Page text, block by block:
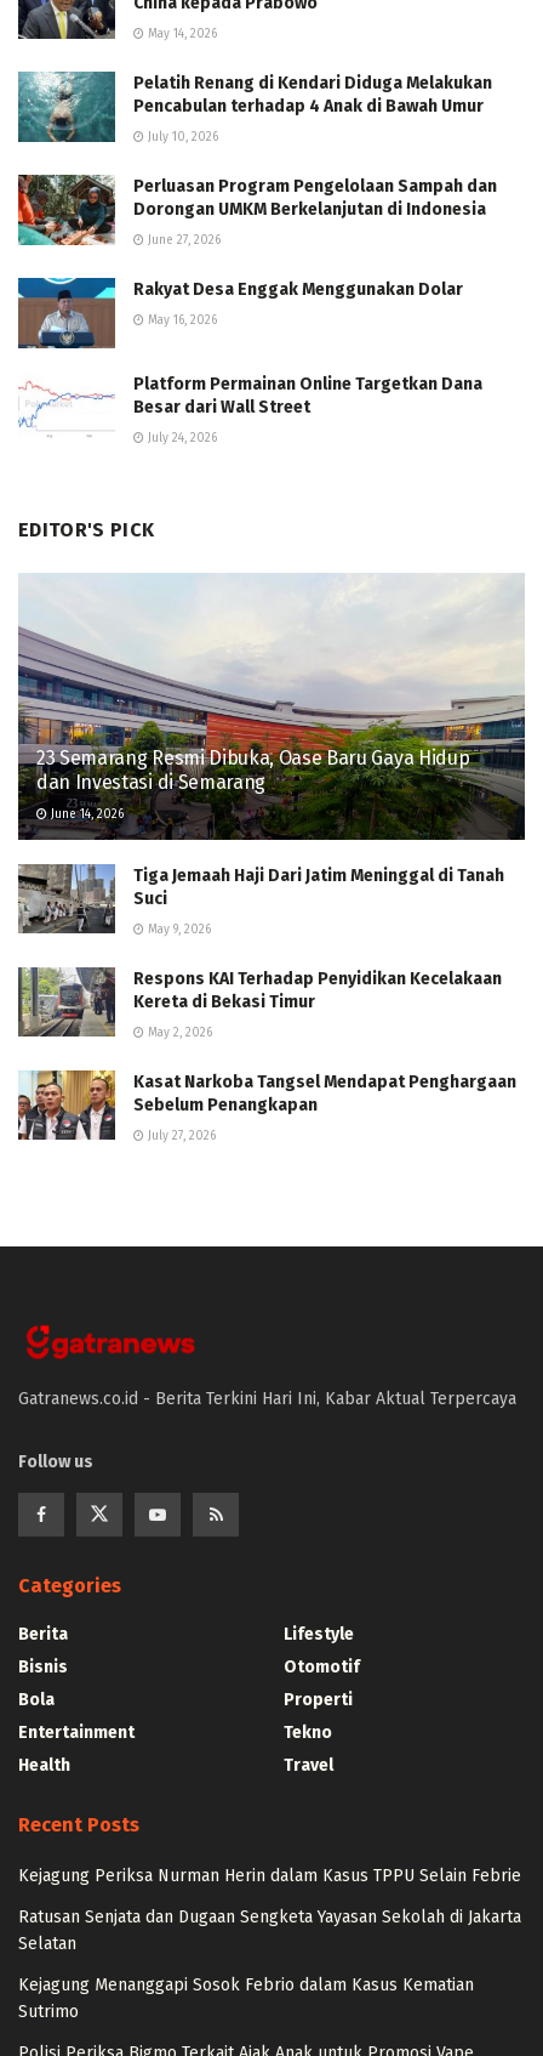
May 14, 2026
Pelatih Renang di Kendari Diduga Melakukan
Pencabulan terhadap 4 Anak di Bawah Umur
July 10, 2026
Perluasan Program Pengelolaan Sampah dan
Dorongan UMKM Berkelanjutan di Indonesia
June 27, 2026
Rakyat Desa Enggak Menggunakan Dolar
May 16, 2026
Platform Permainan Online Targetkan Dana
Besar dari Wall Street
July 24, 2026
EDITOR'S PICK
23 Semarang Resmi Dibuka, Oase Baru Gaya Hidup
dan Investasi di Semarang
June 14, 2026
Tiga Jemaah Haji Dari Jatim Meninggal di Tanah
Suci
May 9, 2026
Respons KAI Terhadap Penyidikan Kecelakaan
Kereta di Bekasi Timur
May 2, 2026
Kasat Narkoba Tangsel Mendapat Penghargaan
Sebelum Penangkapan
July 27, 2026
Gatranews.co.id - Berita Terkini Hari Ini, Kabar Aktual Terpercaya
Follow us
Categories
Berita
Bisnis
Bola
Entertainment
Health
Lifestyle
Otomotif
Properti
Tekno
Travel
Recent Posts
Kejagung Periksa Nurman Herin dalam Kasus TPPU Selain Febrie
Ratusan Senjata dan Dugaan Sengketa Yayasan Sekolah di Jakarta
Selatan
Kejagung Menanggapi Sosok Febrio dalam Kasus Kematian
Sutrimo